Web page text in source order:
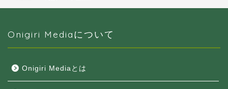
Onigiri Mediaについて
Onigiri Mediaとは